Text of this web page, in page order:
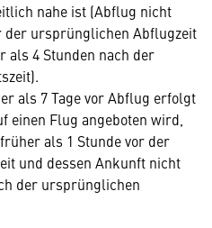
nahe ist (Abflug nicht
der ursprünglichen Abflugzeit
als 4 Stunden nach der
als 7 Tage vor Abflug erfolgt
einen Flug angeboten wird,
als 1 Stunde vor der
und dessen Ankunft nicht
der ursprünglichen